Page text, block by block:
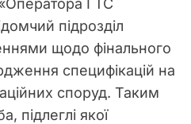
ГТС
підрозділ
щодо фінального
специфікацій на
споруд. Таким
підлеглі якої